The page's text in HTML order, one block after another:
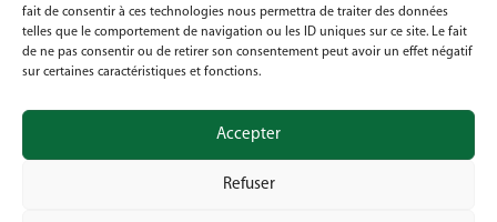
fait de consentir à ces technologies nous permettra de traiter des données
telles que le comportement de navigation ou les ID uniques sur ce site. Le fait
de ne pas consentir ou de retirer son consentement peut avoir un effet négatif
sur certaines caractéristiques et fonctions.
Accepter
Refuser
Découvrez nos activités dans le cadre de « La
Semaine Bio 2026 »
Le Crabe asbl fête ses 50 ans en 2026!